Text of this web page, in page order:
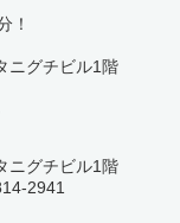
！
ニグチビル1階
ニグチビル1階
2941